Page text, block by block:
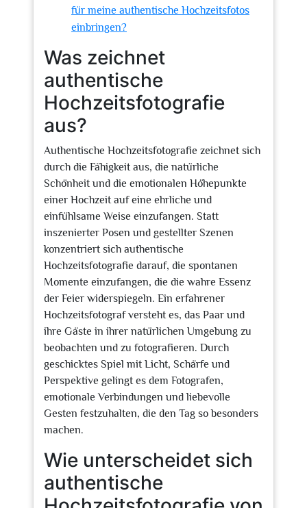
für meine authentische Hochzeitsfotos
einbringen?
Was zeichnet
authentische
Hochzeitsfotografie
aus?
Authentische Hochzeitsfotografie zeichnet sich
durch die Fähigkeit aus, die natürliche
Schönheit und die emotionalen Höhepunkte
einer Hochzeit auf eine ehrliche und
einfühlsame Weise einzufangen. Statt
inszenierter Posen und gestellter Szenen
konzentriert sich authentische
Hochzeitsfotografie darauf, die spontanen
Momente einzufangen, die die wahre Essenz
der Feier widerspiegeln. Ein erfahrener
Hochzeitsfotograf versteht es, das Paar und
ihre Gäste in ihrer natürlichen Umgebung zu
beobachten und zu fotografieren. Durch
geschicktes Spiel mit Licht, Schärfe und
Perspektive gelingt es dem Fotografen,
emotionale Verbindungen und liebevolle
Gesten festzuhalten, die den Tag so besonders
machen.
Wie unterscheidet sich
authentische